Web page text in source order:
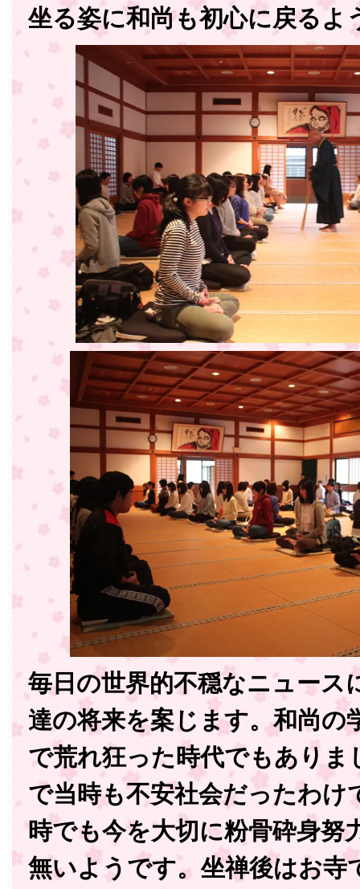
坐る姿に和尚も初心に戻るよ
毎日の世界的不穏なニュース
達の将来を案じます。和尚の
で荒れ狂った時代でもありま
で当時も不安社会だったわけ
時でも今を大切に粉骨砕身努
無いようです。坐禅後はお寺